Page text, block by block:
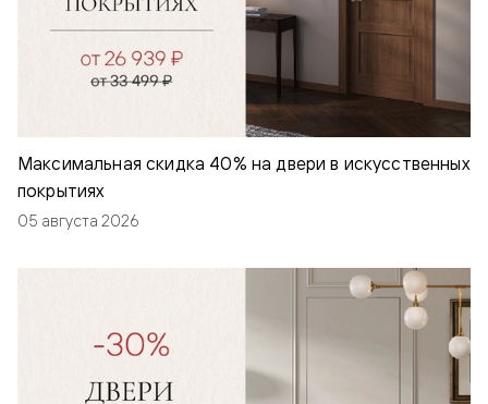
Максимальная скидка 40% на двери в искусственных
покрытиях
05 августа 2026